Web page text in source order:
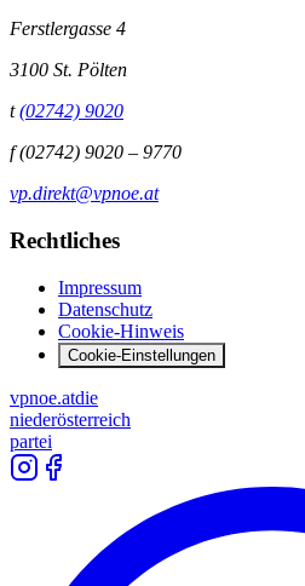
Ferstlergasse 4
3100 St. Pölten
t (02742) 9020
f (02742) 9020 – 9770
vp.direkt@vpnoe.at
Rechtliches
Impressum
Datenschutz
Cookie-Hinweis
Cookie-Einstellungen
vpnoe.atdie
niederösterreich
partei